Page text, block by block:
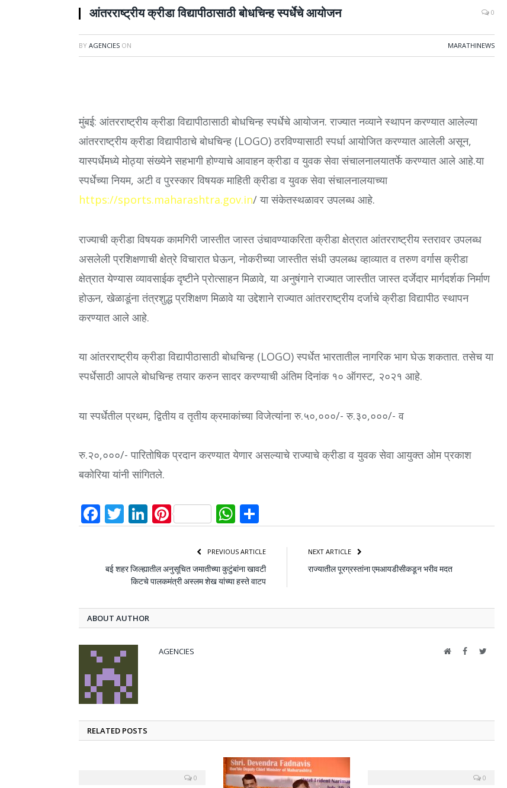
आंतरराष्ट्रीय क्रीडा विद्यापीठासाठी बोधचिन्ह स्पर्धेचे आयोजन 0
BY AGENCIES ON MARATHINEWS
मुंबई: आंतरराष्ट्रीय क्रीडा विद्यापीठासाठी बोधचिन्ह स्पर्धेचे आयोजन. राज्यात नव्याने स्थापन करण्यात आलेल्या
आंतरराष्ट्रीय क्रीडा विद्यापीठाचे बोधचिन्ह (LOGO) ठरविण्यासाठी स्पर्धा आयोजित करण्यात आलेली असून,
यास्पर्धेमध्ये मोठ्या संख्येने सहभागी होण्याचे आवाहन क्रीडा व युवक सेवा संचालनालयातर्फे करण्यात आले आहे.या
स्पर्धेच्या नियम, अटी व पुरस्कार विषयक माहिती क्रीडा व युवक सेवा संचालनालयाच्या
https://sports.maharashtra.gov.in/ या संकेतस्थळावर उपलब्ध आहे.
राज्याची क्रीडा विषयक कामगिरी जास्तीत जास्त उंचावण्याकरिता क्रीडा क्षेत्रात आंतरराष्ट्रीय स्तरावर उपलब्ध
असलेली प्रशिक्षणाची क्षेत्रे विचारात घेऊन, नोकरीच्या जास्तीत संधी उपलब्ध व्हाव्यात व तरुण वर्गास क्रीडा
क्षेत्रात येण्यास व्यावसाईक दृष्टीने प्रोत्साहन मिळावे, या अनुषंगाने राज्यात जास्तीत जास्त दर्जेदार मार्गदर्शक निर्माण
होऊन, खेळाडूंना तंत्रशुद्ध प्रशिक्षण मिळावे या उद्देशाने राज्यात आंतरराष्ट्रीय दर्जाचे क्रीडा विद्यापीठ स्थापन
करण्यात आले आहे.
या आंतरराष्ट्रीय क्रीडा विद्यापीठासाठी बोधचिन्ह (LOGO) स्पर्धेत भारतातील नागरिक भाग घेऊ शकतात. तसेच या
स्पर्धेसाठी आपले बोधचिन्ह तयार करुन सादर करण्याची अंतिम दिनांक १० ऑगस्ट, २०२१ आहे.
या स्पर्धेतील प्रथम, द्वितीय व तृतीय क्रमाकांच्या विजेत्यांना रु.५०,०००/- रु.३०,०००/- व
रु.२०,०००/- पारितोषिक प्रदान करण्यात येणार असल्याचे राज्याचे क्रीडा व युवक सेवा आयुक्त ओम प्रकाश
बकोरिया यांनी सांगितले.
Facebook
Twitter
LinkedIn
PinterestWhatsApp
PREVIOUS ARTICLE
बई शहर जिल्ह्यातील अनुसूचित जमातीच्या कुटुंबांना खावटी
किटचे पालकमंत्री अस्लम शेख यांच्या हस्ते वाटप
NEXT ARTICLE
राज्यातील पूरग्रस्तांना एमआयडीसीकडून भरीव मदत
ABOUT AUTHOR
AGENCIES WebsiteFacebookTwitter
RELATED POSTS
0 0